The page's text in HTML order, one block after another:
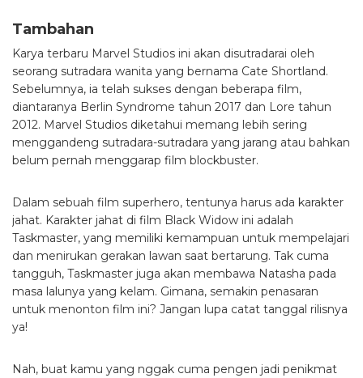
Tambahan
Karya terbaru Marvel Studios ini akan disutradarai oleh
seorang sutradara wanita yang bernama Cate Shortland.
Sebelumnya, ia telah sukses dengan beberapa film,
diantaranya Berlin Syndrome tahun 2017 dan Lore tahun
2012. Marvel Studios diketahui memang lebih sering
menggandeng sutradara-sutradara yang jarang atau bahkan
belum pernah menggarap film blockbuster.
Dalam sebuah film superhero, tentunya harus ada karakter
jahat. Karakter jahat di film Black Widow ini adalah
Taskmaster, yang memiliki kemampuan untuk mempelajari
dan menirukan gerakan lawan saat bertarung. Tak cuma
tangguh, Taskmaster juga akan membawa Natasha pada
masa lalunya yang kelam. Gimana, semakin penasaran
untuk menonton film ini? Jangan lupa catat tanggal rilisnya
ya!
Nah, buat kamu yang nggak cuma pengen jadi penikmat